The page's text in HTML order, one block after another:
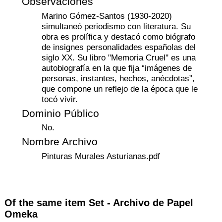
Marino Gómez-Santos (1930-2020)
simultaneó periodismo con literatura. Su
obra es prolífica y destacó como biógrafo
de insignes personalidades españolas del
siglo XX. Su libro "Memoria Cruel" es una
autobiografía en la que fija “imágenes de
personas, instantes, hechos, anécdotas”,
que compone un reflejo de la época que le
tocó vivir.
Dominio Público
No.
Nombre Archivo
Pinturas Murales Asturianas.pdf
Of the same item Set - Archivo de Papel
Omeka